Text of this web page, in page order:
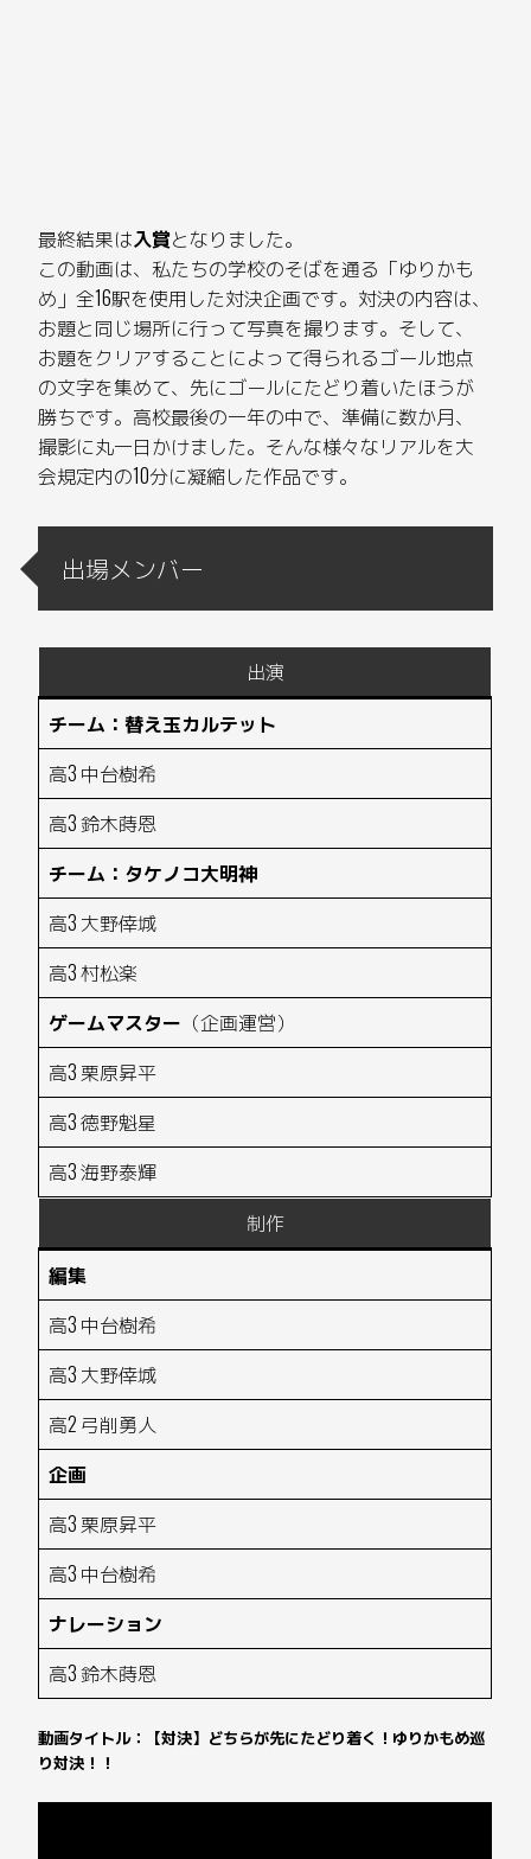
最終結果は入賞となりました。
この動画は、私たちの学校のそばを通る「ゆりかも
め」全16駅を使用した対決企画です。対決の内容は、
お題と同じ場所に行って写真を撮ります。そして、
お題をクリアすることによって得られるゴール地点
の文字を集めて、先にゴールにたどり着いたほうが
勝ちです。高校最後の一年の中で、準備に数か月、
撮影に丸一日かけました。そんな様々なリアルを大
会規定内の10分に凝縮した作品です。
出場メンバー
出演
チーム：替え玉カルテット
高3 中台樹希
高3 鈴木蒔恩
チーム：タケノコ大明神
高3 大野倖城
高3 村松楽
ゲームマスター （企画運営）
高3 栗原昇平
高3 徳野魁星
高3 海野泰輝
制作
編集
高3 中台樹希
高3 大野倖城
高2 弓削勇人
企画
高3 栗原昇平
高3 中台樹希
ナレーション
高3 鈴木蒔恩
動画タイトル：【対決】どちらが先にたどり着く！ゆりかもめ巡
り対決！！